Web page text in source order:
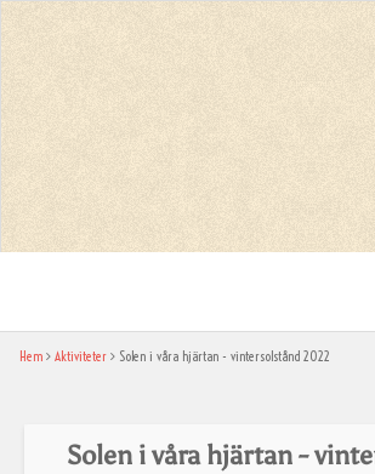
Hem
Hem Aktiviteter Solen i våra hjärtan - vintersolstånd 2022
Solen i våra hjärtan -